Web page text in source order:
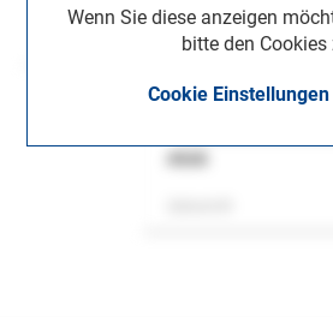
Wenn Sie diese anzeigen
bitte den Cookies
Cookie